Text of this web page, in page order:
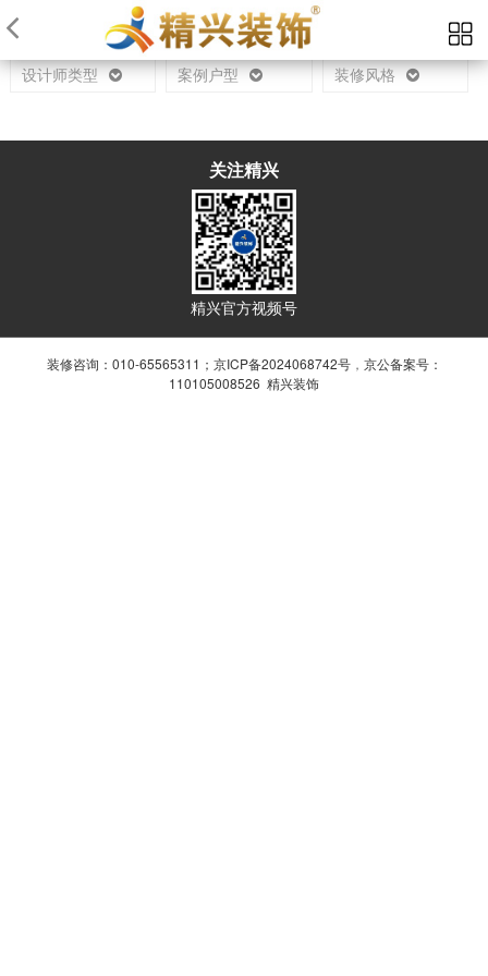
当前位置： 首页 设计师
设计师类型 案例户型 装修风格
关注精兴
精兴官方视频号
装修咨询：010-65565311； 京ICP备2024068742号， 京公备案号：
110105008526 精兴装饰